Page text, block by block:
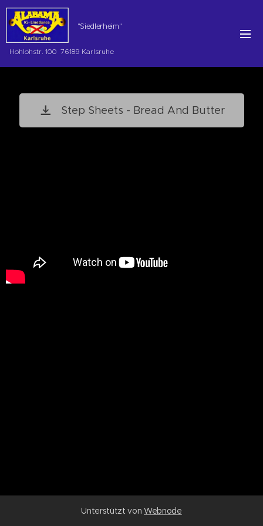
"Siedlerheim"
Hohlohstr. 100 76189 Karlsruhe
Step Sheets - Bread And Butter
Unterstützt vonWebnode